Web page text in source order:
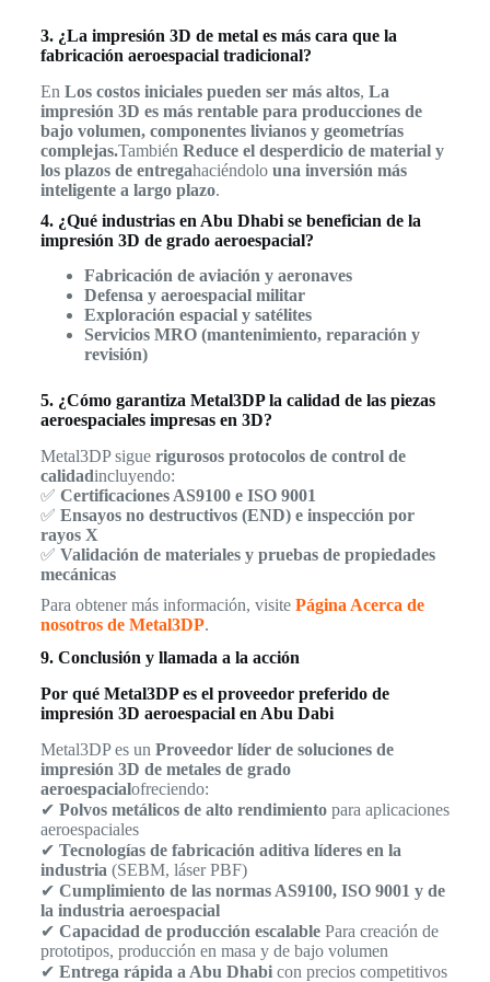
3. ¿La impresión 3D de metal es más cara que la
fabricación aeroespacial tradicional?
En Los costos iniciales pueden ser más altos, La
impresión 3D es más rentable para producciones de
bajo volumen, componentes livianos y geometrías
complejas.También Reduce el desperdicio de material y
los plazos de entregahaciéndolo una inversión más
inteligente a largo plazo.
4. ¿Qué industrias en Abu Dhabi se benefician de la
impresión 3D de grado aeroespacial?
Fabricación de aviación y aeronaves
Defensa y aeroespacial militar
Exploración espacial y satélites
Servicios MRO (mantenimiento, reparación y
revisión)
5. ¿Cómo garantiza Metal3DP la calidad de las piezas
aeroespaciales impresas en 3D?
Metal3DP sigue rigurosos protocolos de control de
calidadincluyendo:
✅ Certificaciones AS9100 e ISO 9001
✅ Ensayos no destructivos (END) e inspección por
rayos X
✅ Validación de materiales y pruebas de propiedades
mecánicas
Para obtener más información, visite Página Acerca de
nosotros de Metal3DP.
9. Conclusión y llamada a la acción
Por qué Metal3DP es el proveedor preferido de
impresión 3D aeroespacial en Abu Dabi
Metal3DP es un Proveedor líder de soluciones de
impresión 3D de metales de grado
aeroespacialofreciendo:
✔ Polvos metálicos de alto rendimientopara aplicaciones
aeroespaciales
✔ Tecnologías de fabricación aditiva líderes en la
industria (SEBM, láser PBF)
✔ Cumplimiento de las normas AS9100, ISO 9001 y de
la industria aeroespacial
✔ Capacidad de producción escalablePara creación de
prototipos, producción en masa y de bajo volumen
✔ Entrega rápida a Abu Dhabicon precios competitivos